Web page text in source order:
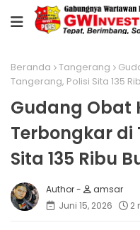
Beranda Tangerang
Tangerang, Polisi Sita 135
Gudang Obat
Terbongkar di
Sita 135 Ribu
amsar
Juni 15, 2026
2